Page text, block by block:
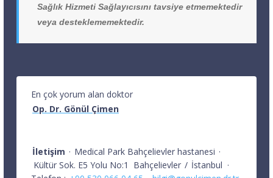
Sağlık Hizmeti Sağlayıcısını tavsiye etmemektedir
veya desteklememektedir.
En çok yorum alan doktor
Op. Dr. Gönül Çimen
İletişim · Medical Park Bahçelievler hastanesi ·
Kültür Sok. E5 Yolu No:1
Bahçelievler / İstanbul ·